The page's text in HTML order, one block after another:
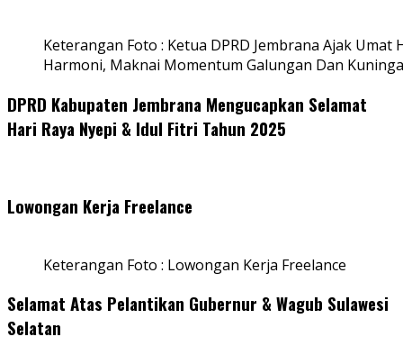
Keterangan Foto : Ketua DPRD Jembrana Ajak
Harmoni, Maknai Momentum Galungan Dan
DPRD Kabupaten Jembrana Mengucapkan Selamat
Hari Raya Nyepi & Idul Fitri Tahun 2025
Lowongan Kerja Freelance
Keterangan Foto : Lowongan Kerja Freelance
Selamat Atas Pelantikan Gubernur & Wagub Sulawesi
Selatan